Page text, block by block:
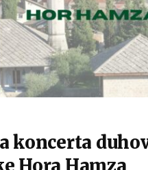
koncerta
Hora Hamza